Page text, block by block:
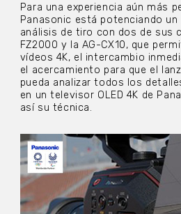
Para una experiencia aún más
Panasonic está potenciando un
análisis de tiro con dos de sus
FZ2000 y la AG-CX10, que
vídeos 4K, el intercambio
el acercamiento para que el
pueda analizar todos los
en un televisor OLED 4K de
así su técnica.